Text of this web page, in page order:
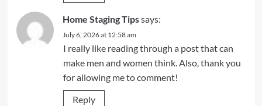
Home Staging Tipssays:
July 6, 2026 at 12:58 am
I really like reading through a post that can
make men and women think. Also, thank you
for allowing me to comment!
Reply